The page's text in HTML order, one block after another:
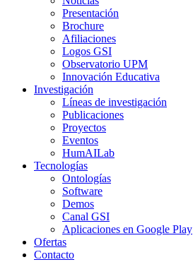
Presentación
Brochure
Afiliaciones
Logos GSI
Observatorio UPM
Innovación Educativa
Investigación
Líneas de investigación
Publicaciones
Proyectos
Eventos
HumAILab
Tecnologías
Ontologías
Software
Demos
Canal GSI
Aplicaciones en Google Play
Ofertas
Contacto